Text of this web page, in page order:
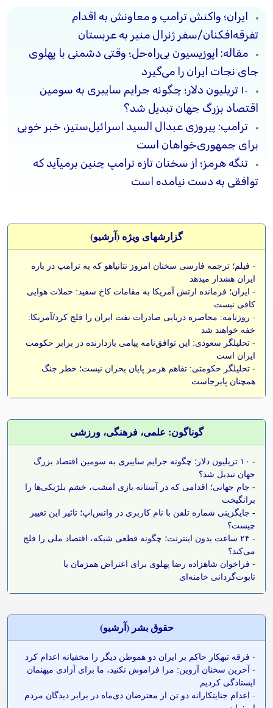
ایران؛ واکنش ترامپ و معاونش به اقدام
تفرقه‌افکنان/سفر ژنرال منیر به عربستان
مقاله: اپوزیسیون بی‌راه‌حل؛ وقتی دشمنی با پهلوی
جای نجات ایران را می‌گیرد
۱۰ تریلیون دلار؛ چگونه جرایم سایبری به سومین
اقتصاد بزرگ جهان تبدیل شد؟
ترامپ: پیروزی عبدال السید اسرائیل‌ستیز، خبر خوبی
برای جمهوری‌خواهان است
تنگه هرمز؛ از سخنان تازه ترامپ چنین برمیآید که
توافقی به دست نیامده است
گزارشهای ویژه (آرشيو)
- فیلم؛ ترجمه فارسی سخنان امروز نتانیاهو که به ترامپ در باره
ایران هشدار میدهد
- ایران؛ فرمانده ارتش آمریکا به مقامات کاخ سفید: حملات هوایی
کافی نیست
- روزنامه: محاصره دریایی صادرات نفت ایران را فلج کرد/آمریکا:
خفه خواهند شد
- تحلیلگر سعودی: این توافق‌نامه پیامی بازدارنده در برابر حکومت
ایران است
- تحلیلگر حکومتی: تفاهم هرمز پایان بحران نیست؛ خطر جنگ
همچنان پابرجاست
گوناگون: علمی، فرهنگی، ورزشی
-
۱۰ تریلیون دلار؛ چگونه جرایم سایبری به سومین اقتصاد بزرگ
جهان تبدیل شد؟
- جام جهانی؛ اقدامی که در آستانه بازی امشب، خشم بلژیکی‌ها را
برانگیخت
- جایگزینی شماره تلفن با نام کاربری در واتس‌اپ؛ تاثیر این تغییر
چیست؟
-
۲۴ ساعت بدون اینترنت؛ چگونه قطعی شبکه، اقتصاد ملی را فلج
می‌کند؟
- فراخوان شاهزاده رضا پهلوی برای اعتراض همزمان با
تابوت‌گردانی خامنه‌ای
حقوق بشر (آرشيو)
- فرقه تبهکار حاکم بر ایران دو هموطن دیگر را مخفیانه اعدام کرد
- آخرین سخنان آروین: مرا فراموش نکنید، ما برای آزادی میهنمان
ایستادگی کردیم
- اعدام جنایتکارانه دو تن از معترضان دی‌ماه در برابر دیدگان مردم